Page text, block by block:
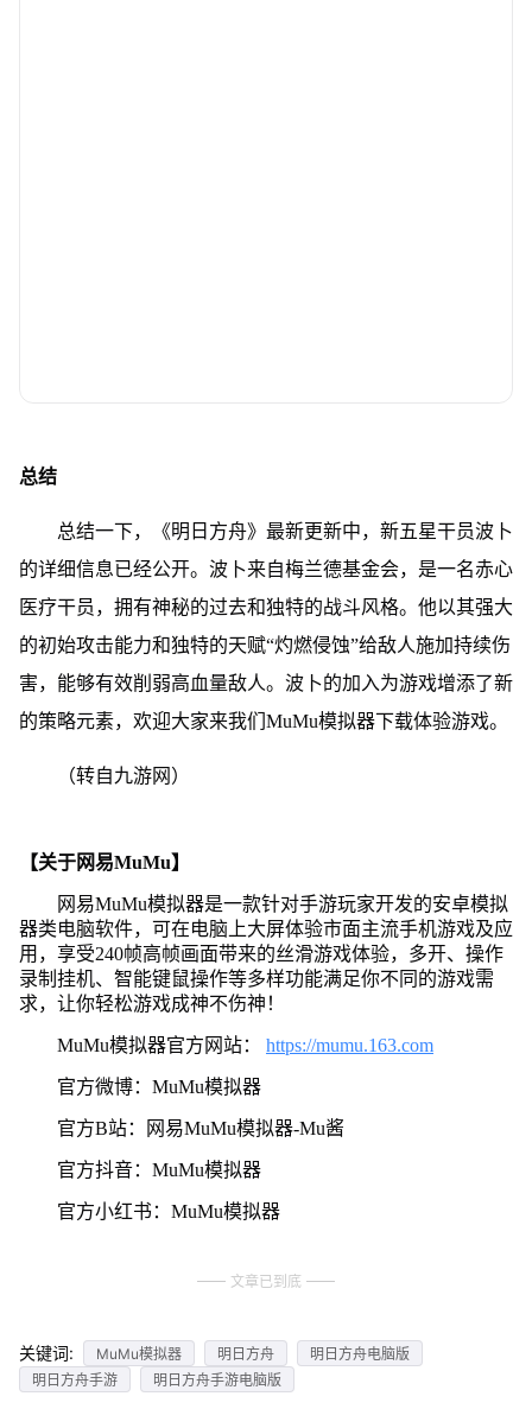
总结
总结一下，《明日方舟》最新更新中，新五星干员波卜
的详细信息已经公开。波卜来自梅兰德基金会，是一名赤心
医疗干员，拥有神秘的过去和独特的战斗风格。他以其强大
的初始攻击能力和独特的天赋“灼燃侵蚀”给敌人施加持续伤
害，能够有效削弱高血量敌人。波卜的加入为游戏增添了新
的策略元素，欢迎大家来我们MuMu模拟器下载体验游戏。
（转自九游网）
【关于网易MuMu】
网易MuMu模拟器是一款针对手游玩家开发的安卓模拟
器类电脑软件，可在电脑上大屏体验市面主流手机游戏及应
用，享受240帧高帧画面带来的丝滑游戏体验，多开、操作
录制挂机、智能键鼠操作等多样功能满足你不同的游戏需
求，让你轻松游戏成神不伤神！
MuMu模拟器官方网站： https://mumu.163.com
官方微博：MuMu模拟器
官方B站：网易MuMu模拟器-Mu酱
官方抖音：MuMu模拟器
官方小红书：MuMu模拟器
文章已到底
关键词: MuMu模拟器 明日方舟
明日方舟电脑版
明日方舟手游
明日方舟手游电脑版